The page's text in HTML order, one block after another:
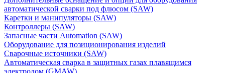
автоматической сварки под флюсом (SAW)
Каретки и манипуляторы (SAW)
Контроллеры (SAW)
Запасные части Automation (SAW)
Оборудование для позиционирования изделий
Сварочные источники (SAW)
Автоматическая сварка в защитных газах плавящимся
электродом (GMAW)